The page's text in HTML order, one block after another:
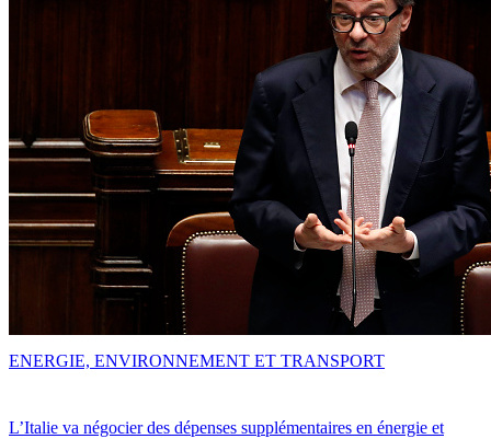
L’Italie va négocier des dépenses supplémentaires en énergie et
ENERGIE, ENVIRONNEMENT ET TRANSPORT